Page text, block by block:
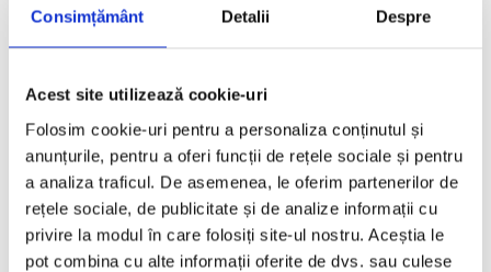
Consimțământ Detalii Despre
Acest site utilizează cookie-uri
Folosim cookie-uri pentru a personaliza conținutul și
anunțurile, pentru a oferi funcții de rețele sociale și pentru
a analiza traficul. De asemenea, le oferim partenerilor de
rețele sociale, de publicitate și de analize informații cu
privire la modul în care folosiți site-ul nostru. Aceștia le
pot combina cu alte informații oferite de dvs. sau culese
Email: Service.Pitesti@dtservices.ro
Cristian Telinoiu / Alin Udrea
Mechanical Shift Manager
Tel: 0751 292 304
Shift.Manager@dtservices.ro